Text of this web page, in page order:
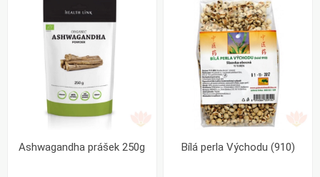
Ashwagandha prášek 250g Bílá perla Východu (910)